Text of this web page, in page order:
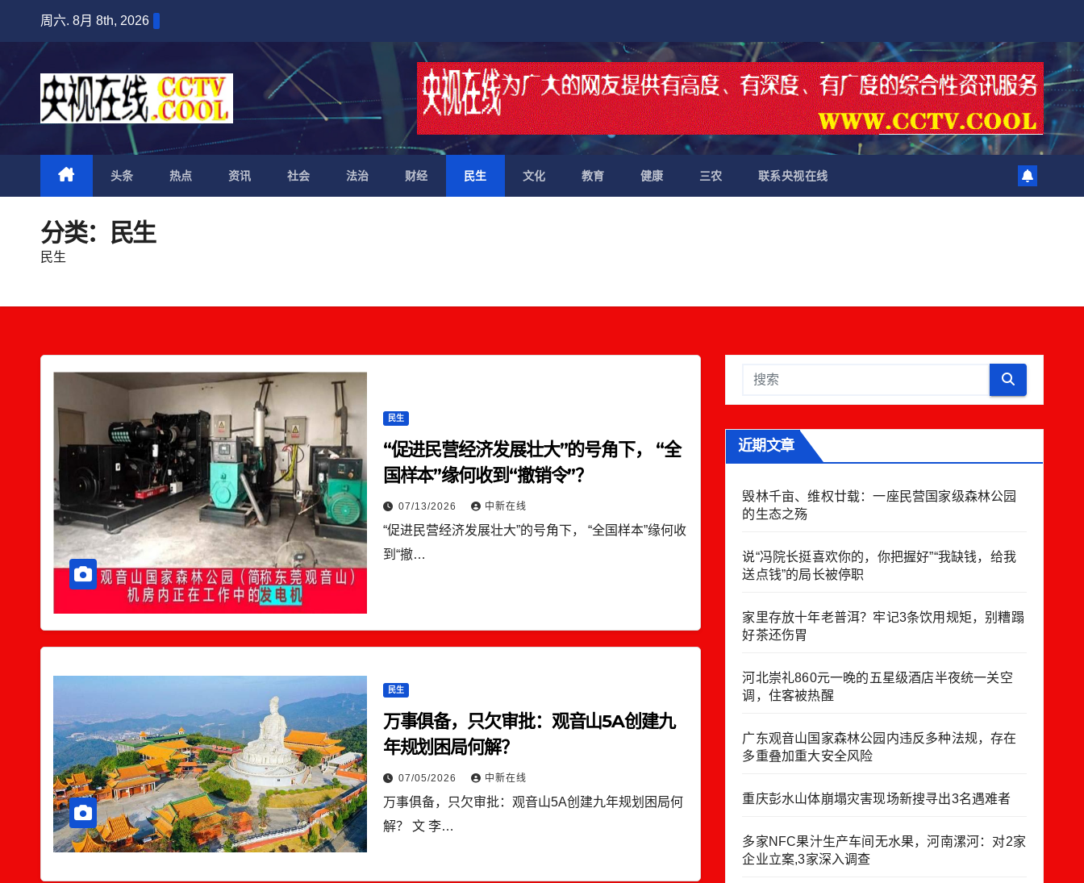
周六. 8月 8th, 2026
头条 热点 资讯 社会 法治 财经 民生 文化 教育 健康 三农 联系央视在线
分类：民生
民生
民生
“促进民营经济发展壮大”的号角下， “全
国样本”缘何收到“撤销令”？
07/13/2026 中新在线
“促进民营经济发展壮大”的号角下， “全国样本”缘何收
到“撤…
民生
万事俱备，只欠审批：观音山5A创建九
年规划困局何解？
07/05/2026 中新在线
万事俱备，只欠审批：观音山5A创建九年规划困局何
解？ 文 李…
近期文章
毁林千亩、维权廿载：一座民营国家级森林公园
的生态之殇
说“冯院长挺喜欢你的，你把握好”“我缺钱，给我
送点钱”的局长被停职
家里存放十年老普洱？牢记3条饮用规矩，别糟蹋
好茶还伤胃
河北崇礼860元一晚的五星级酒店半夜统一关空
调，住客被热醒
广东观音山国家森林公园内违反多种法规，存在
多重叠加重大安全风险
重庆彭水山体崩塌灾害现场新搜寻出3名遇难者
多家NFC果汁生产车间无水果，河南漯河：对2家
企业立案,3家深入调查